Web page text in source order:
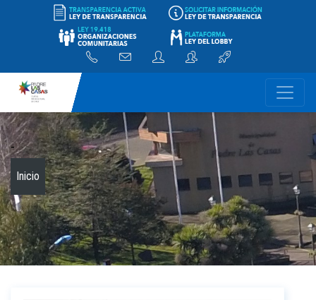
-
Inicio